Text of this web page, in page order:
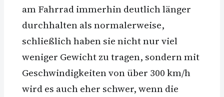
am Fahrrad immerhin deutlich länger
durchhalten als normalerweise,
schließlich haben sie nicht nur viel
weniger Gewicht zu tragen, sondern mit
Geschwindigkeiten von über 300 km/h
wird es auch eher schwer, wenn die